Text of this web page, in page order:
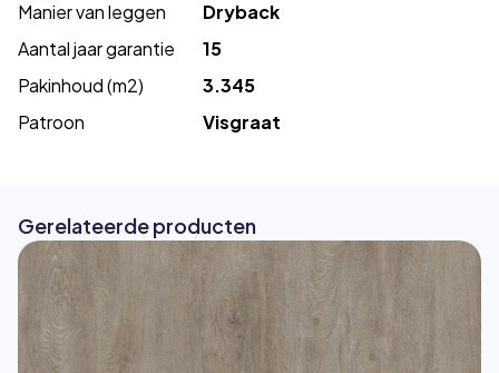
Manier van leggen
Dryback
Aantal jaar garantie
15
Pakinhoud (m2)
3.345
Patroon
Visgraat
Gerelateerde producten